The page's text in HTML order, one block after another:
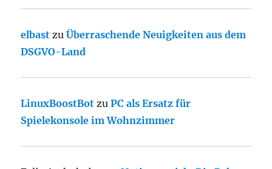
elbast zuÜberraschende Neuigkeiten aus dem
DSGVO-Land
LinuxBoostBot zuPC als Ersatz für
Spielekonsole im Wohnzimmer